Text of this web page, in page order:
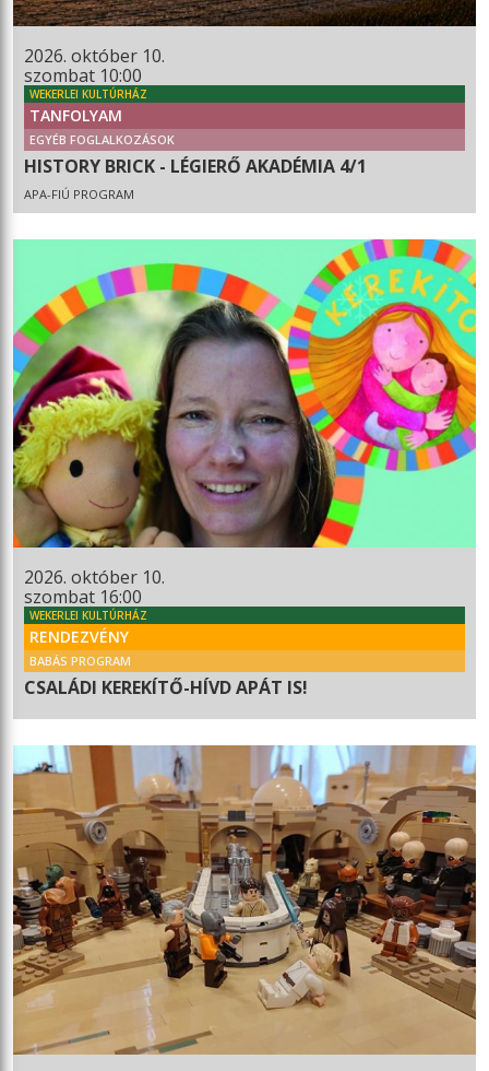
2026. október 10.
szombat 10:00
WEKERLEI KULTÚRHÁZ
TANFOLYAM
EGYÉB FOGLALKOZÁSOK
HISTORY BRICK - LÉGIERŐ AKADÉMIA 4/1
APA-FIÚ PROGRAM
2026. október 10.
szombat 16:00
WEKERLEI KULTÚRHÁZ
RENDEZVÉNY
BABÁS PROGRAM
CSALÁDI KEREKÍTŐ-HÍVD APÁT IS!